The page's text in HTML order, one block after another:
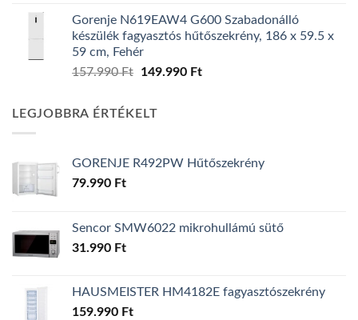
was:
139.990 Ft.
is:
119.990 Ft.
Gorenje N619EAW4 G600 Szabadonálló
készülék fagyasztós hűtőszekrény, 186 x 59.5 x
59 cm, Fehér
157.990Ft
Original
157.990 Ft.
149.990 FtCurrent
LEGJOBBRA ÉRTÉKELT
GORENJE R492PW Hűtőszekrény
79.990 Ft
Sencor SMW6022 mikrohullámú sütő
31.990 Ft
HAUSMEISTER HM4182E fagyasztószekrény
159.990 Ft